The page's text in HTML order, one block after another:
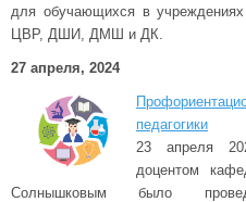
для обучающихся в учреждениях
ЦВР, ДШИ, ДМШ и ДК.
27 апреля, 2024
педагогики
23 апреля
доцентом
Солнышковым было